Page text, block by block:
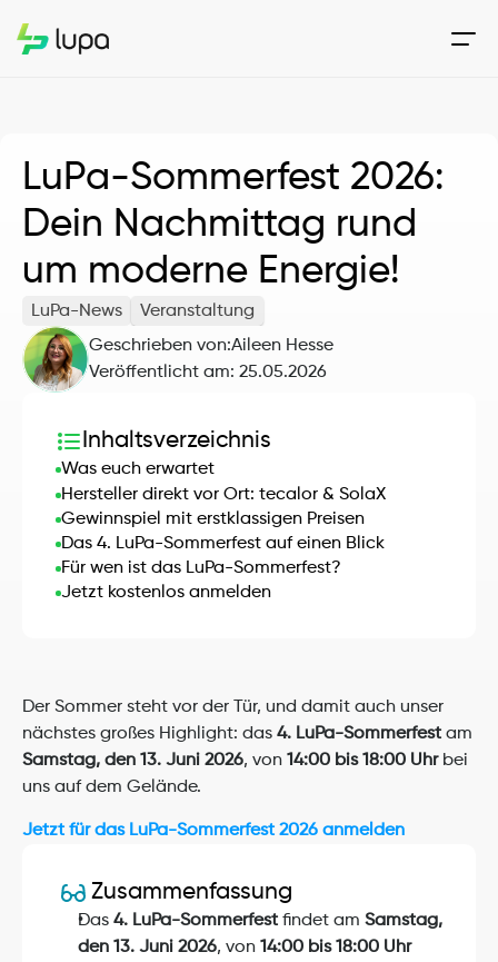
LuPa-Sommerfest 2026:
Dein Nachmittag rund
um moderne Energie!
Geschrieben von:Aileen Hesse
Veröffentlicht am: 25.05.2026
LuPa-News Veranstaltung
Der Sommer steht vor der Tür, und damit auch unser
nächstes großes Highlight: das 4. LuPa-Sommerfest
Samstag, den 13. Juni 2026, von 14:00 bis 18:00 Uhr bei
uns auf dem Gelände.
Jetzt für das LuPa-Sommerfest 2026 anmelden
Zusammenfassung
Das 4. LuPa-Sommerfest findet am Samstag,
den 13. Juni 2026, von 14:00 bis 18:00 Uhr
Inhaltsverzeichnis
Was euch erwartet
Hersteller direkt vor Ort: tecalor & SolaX
Gewinnspiel mit erstklassigen Preisen
Das 4. LuPa-Sommerfest auf einen Blick
Für wen ist das LuPa-Sommerfest?
Jetzt kostenlos anmelden